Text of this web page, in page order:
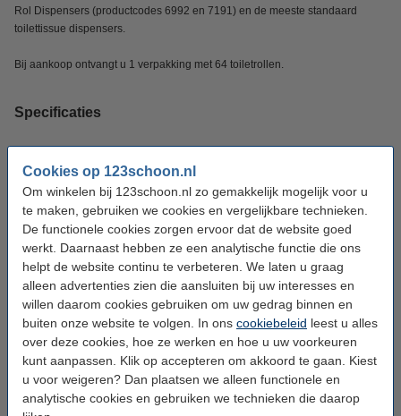
Cookies op 123schoon.nl
Om winkelen bij 123schoon.nl zo gemakkelijk mogelijk voor u
te maken, gebruiken we cookies en vergelijkbare technieken.
De functionele cookies zorgen ervoor dat de website goed
werkt. Daarnaast hebben ze een analytische functie die ons
helpt de website continu te verbeteren. We laten u graag
alleen advertenties zien die aansluiten bij uw interesses en
willen daarom cookies gebruiken om uw gedrag binnen en
buiten onze website te volgen. In ons cookiebeleid leest u alles
over deze cookies, hoe ze werken en hoe u uw voorkeuren
kunt aanpassen. Klik op accepteren om akkoord te gaan. Kiest
u voor weigeren? Dan plaatsen we alleen functionele en
analytische cookies en gebruiken we technieken die daarop
Rol Dispensers (productcodes 6992 en 7191) en de meeste standaard
toilettissue dispensers.
Bij aankoop ontvangt u 1 verpakking met 64 toiletrollen.
Specificaties
Type: 2-laags
Soort: Toilettissue
Kleur: Wit
Gewicht:
Materiaal: Papier
Toepassing:
Breedte: 40,8 cm
Hoogte: 18,8 cm